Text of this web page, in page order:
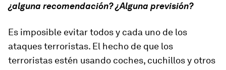
¿alguna recomendación? ¿Alguna previsión?
Es imposible evitar todos y cada uno de los
ataques terroristas. El hecho de que los
terroristas estén usando coches, cuchillos y otros